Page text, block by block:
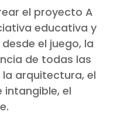
el proyecto A
educativa y
el juego, la
de todas las
arquitectura, el
el